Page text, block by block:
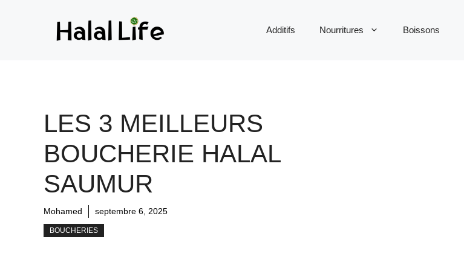
Additifs Nourritures Boissons
LES 3 MEILLEURS
BOUCHERIE HALAL
SAUMUR
Mohamed septembre 6, 2025
BOUCHERIES